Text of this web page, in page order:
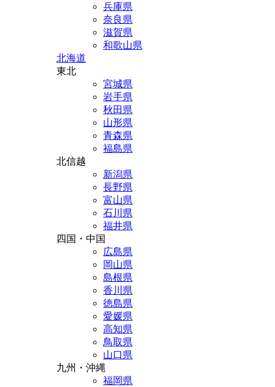
兵庫県
奈良県
滋賀県
和歌山県
北海道
東北
宮城県
岩手県
秋田県
山形県
青森県
福島県
北信越
新潟県
長野県
富山県
石川県
福井県
四国・中国
広島県
岡山県
島根県
香川県
徳島県
愛媛県
高知県
鳥取県
山口県
九州・沖縄
福岡県